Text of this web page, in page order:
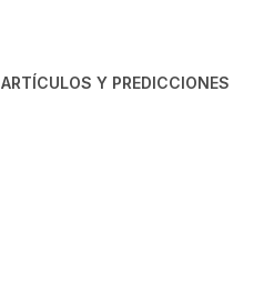
ARTÍCULOS Y PREDICCIONES